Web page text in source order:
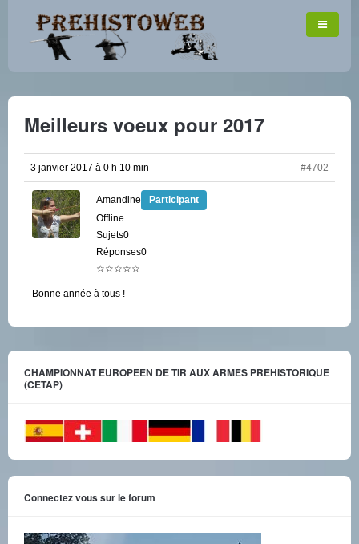
Meilleurs voeux pour 2017
3 janvier 2017 à 0 h 10 min #4702
Amandine
Participant
Offline
Sujets0
Réponses0
☆☆☆☆☆
Bonne année à tous !
CHAMPIONNAT EUROPEEN DE TIR AUX ARMES PREHISTORIQUE
(CETAP)
Connectez vous sur le forum